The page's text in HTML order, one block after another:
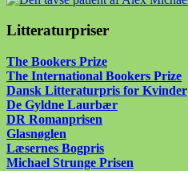
Litteraturpriser
The Bookers Prize
The International Bookers Prize
Dansk Litteraturpris for Kvinder
De Gyldne Laurbær
DR Romanprisen
Glasnøglen
Læsernes Bogpris
Michael Strunge Prisen